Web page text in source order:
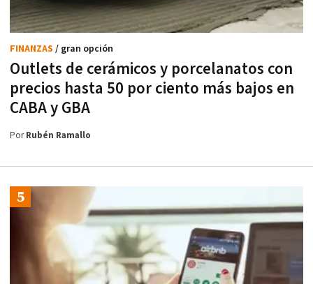
Outlets de cerámicos y porcelanatos con
precios hasta 50 por ciento más bajos en
CABA y GBA
FINANZAS / gran opción
PorRubén Ramallo